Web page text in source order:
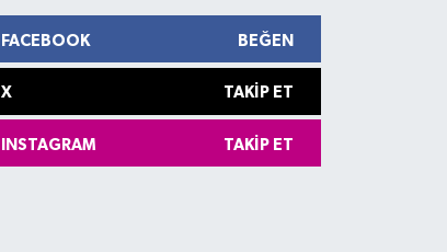
FACEBOOK BEĞEN
X TAKIP ET
INSTAGRAM TAKIP ET